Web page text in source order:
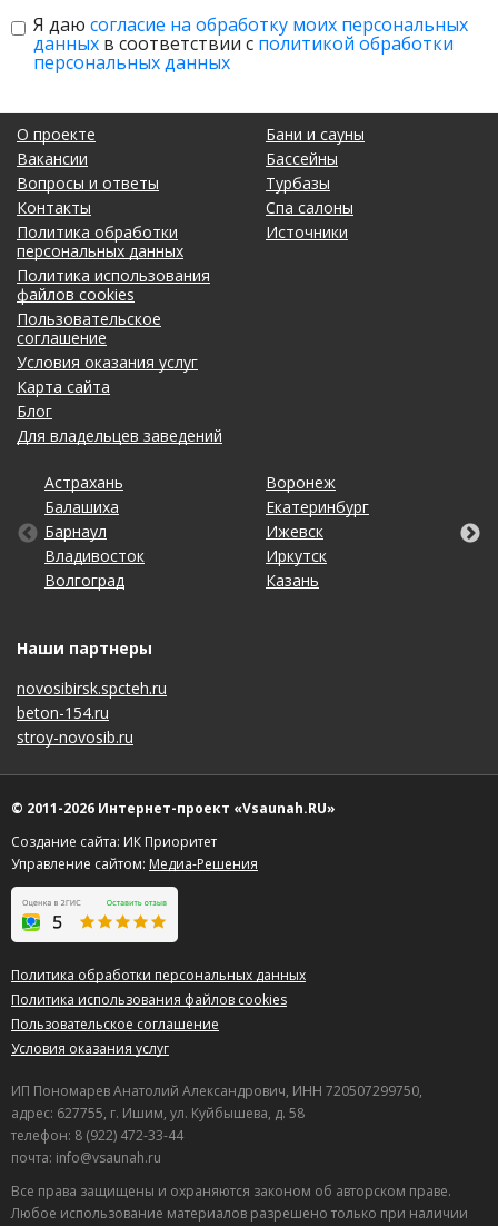
Я даю согласие на обработку моих персональных
данных в соответствии с политикой обработки
персональных данных
О проекте
Вакансии
Вопросы и ответы
Контакты
Политика обработки
персональных данных
Политика использования
файлов cookies
Пользовательское
соглашение
Условия оказания услуг
Карта сайта
Блог
Для владельцев заведений
Бани и сауны
Бассейны
Турбазы
Спа салоны
Источники
Астрахань
Балашиха
Барнаул
Владивосток
Волгоград
Воронеж
Екатеринбург
Ижевск
Иркутск
Казань
Калининград
Кемерово
Киров
Краснодар
Красноярск
Липецк
Махачкала
Москва
Набережные Челны
Нижний Новгород
Омск
Оренбург
Пенза
Пермь
Ростов-на-Дону
Рязань
Самара
Санкт-Петербург
Саратов
Ставрополь
Тольятти
Томск
Тула
Тюмень
Ульяновск
Уфа
Хабаровск
Чебоксары
Челябинск
Ярославль
Наши партнеры
novosibirsk.spcteh.ru
beton-154.ru
stroy-novosib.ru
© 2011-2026 Интернет-проект «Vsaunah.RU»
Создание сайта: ИК Приоритет
Управление сайтом: Медиа-Решения
Политика обработки персональных данных
Политика использования файлов cookies
Пользовательское соглашение
Условия оказания услуг
ИП Пономарев Анатолий Александрович, ИНН 720507299750,
адрес: 627755, г. Ишим, ул. Куйбышева, д. 58
телефон: 8 (922) 472-33-44
почта: info@vsaunah.ru
Все права защищены и охраняются законом об авторском праве.
Любое использование материалов разрешено только при наличии